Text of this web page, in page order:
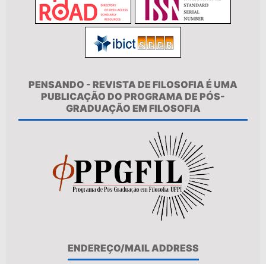
PENSANDO - REVISTA DE FILOSOFIA É UMA
PUBLICAÇÃO DO PROGRAMA DE PÓS-
GRADUAÇÃO EM FILOSOFIA
ENDEREÇO/MAIL ADDRESS